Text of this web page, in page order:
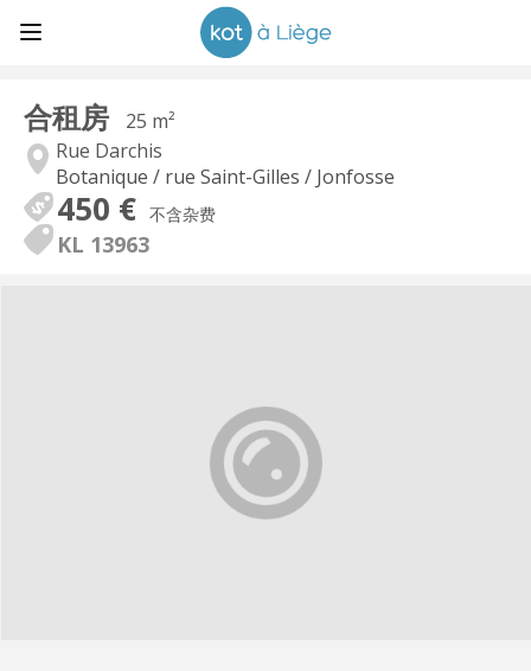
合租房
25 m²
Rue Darchis
Botanique / rue Saint-Gilles / Jonfosse
450 € 不含杂费
KL 13963